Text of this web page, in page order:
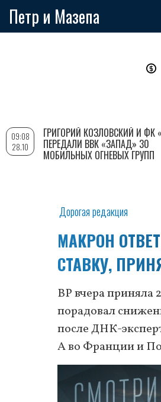
Петр и Мазепа
Дорогая редакция
МАКРОН
СТАВКУ,
ВР вчера приняла
порадовал
после ДНК-
А во Франции и
09:08
28.10
ГРИГОРИЙ КОЗЛОВСКИЙ И ФК
ПЕРЕДАЛИ ВВК «ЗАПАД» 30
МОБИЛЬНЫХ ОГНЕВЫХ ГРУПП